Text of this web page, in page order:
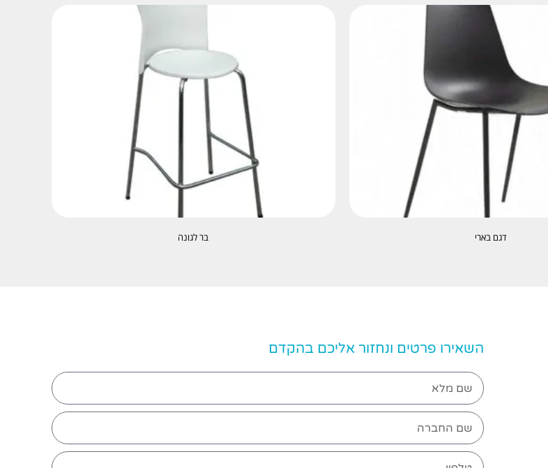
דגם בארי בר לגונה
השאירו פרטים ונחזור אליכם בהקדם